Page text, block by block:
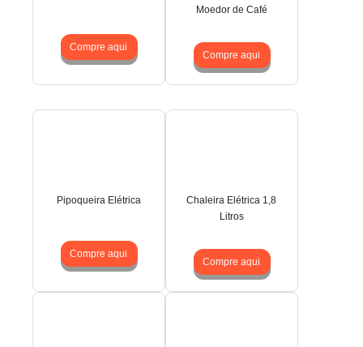
Compre aqui
Moedor de Café
Compre aqui
Pipoqueira Elétrica
Compre aqui
Chaleira Elétrica 1,8
Litros
Compre aqui